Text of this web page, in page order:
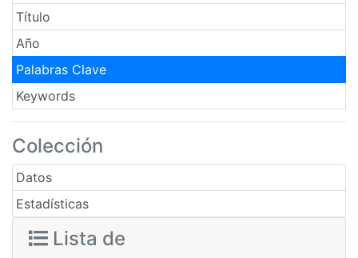
Título
Año
Palabras Clave
Keywords
Colección
Datos
Estadísticas
Lista de